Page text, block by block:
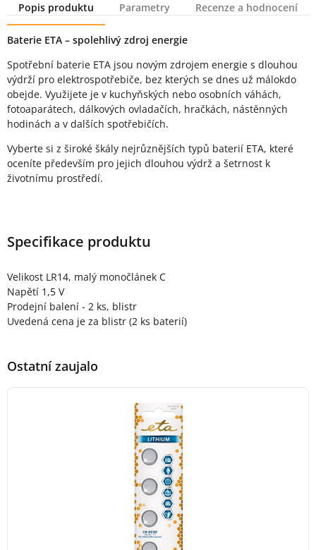
Popis produktu
Parametry Recenze a hodnocení
Popis produktu
Baterie ETA – spolehlivý zdroj energie
Spotřební baterie ETA jsou novým zdrojem energie s dlouhou
výdrží pro elektrospotřebiče, bez kterých se dnes už málokdo
obejde. Využijete je v kuchyňských nebo osobních váhách,
fotoaparátech, dálkových ovladačích, hračkách, nástěnných
hodinách a v dalších spotřebičích.
Vyberte si z široké škály nejrůznějších typů baterií ETA, které
oceníte především pro jejich dlouhou výdrž a šetrnost k
životnímu prostředí.
Specifikace produktu
Velikost LR14, malý monočlánek C
Napětí 1,5 V
Prodejní balení - 2 ks, blistr
Uvedená cena je za blistr (2 ks baterií)
Ostatní zaujalo